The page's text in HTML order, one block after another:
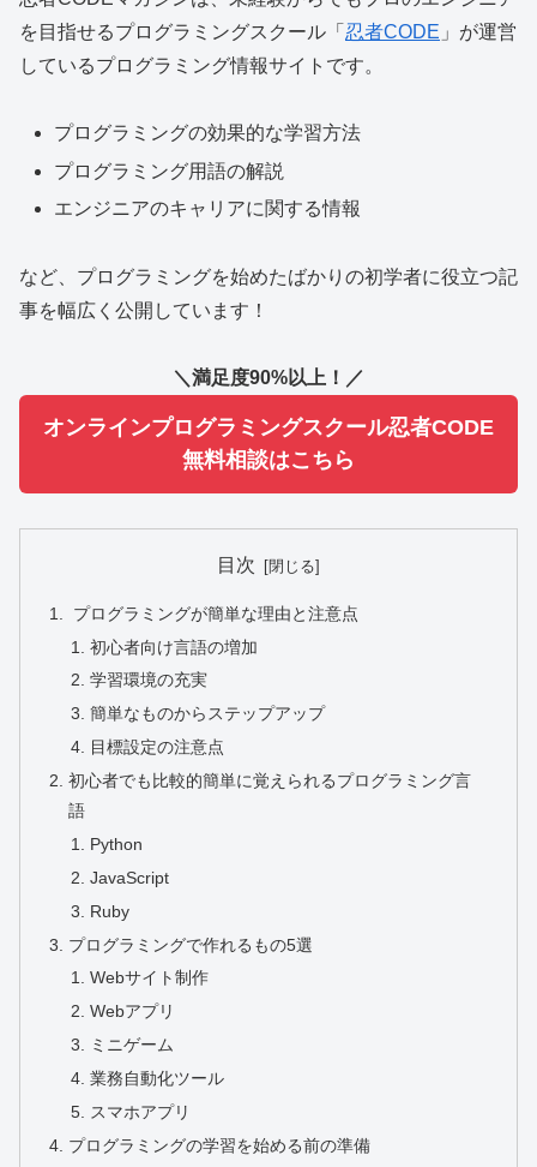
を目指せるプログラミングスクール「 忍者CODE 」が運営
しているプログラミング情報サイトです。
プログラミングの効果的な学習方法
プログラミング用語の解説
エンジニアのキャリアに関する情報
など、プログラミングを始めたばかりの初学者に役立つ記
事を幅広く公開しています！
＼満足度90%以上！／
オンラインプログラミングスクール忍者CODE
無料相談はこちら
目次
プログラミングが簡単な理由と注意点
初心者向け言語の増加
学習環境の充実
簡単なものからステップアップ
目標設定の注意点
初心者でも比較的簡単に覚えられるプログラミング言
語
Python
JavaScript
Ruby
プログラミングで作れるもの5選
Webサイト制作
Webアプリ
ミニゲーム
業務自動化ツール
スマホアプリ
プログラミングの学習を始める前の準備